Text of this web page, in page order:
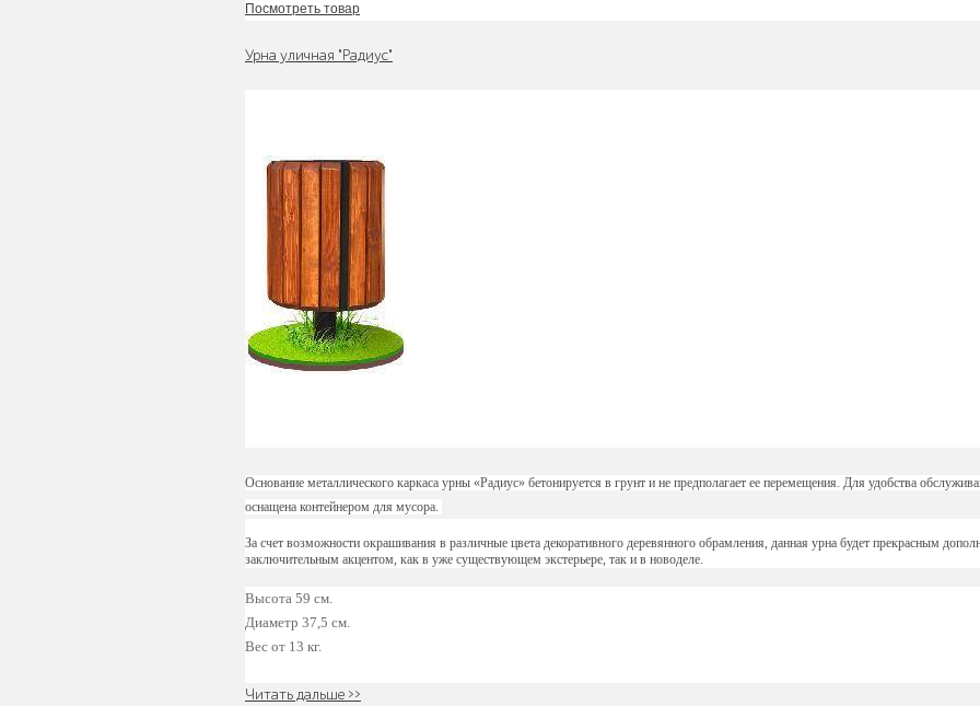
Посмотреть товар
Урна уличная "Радиус"
Основание металлического каркаса урны «Радиус» бетонируется в грунт и не предполагает ее перемещения. Для удобства
оснащена контейнером для мусора.
За счет возможности окрашивания в различные цвета декоративного деревянного обрамления, данная урна будет прекрасным
заключительным акцентом, как в уже существующем экстерьере, так и в новоделе.
Высота 59 см.
Диаметр 37,5 см.
Вес от 13 кг.
Читать дальше >>